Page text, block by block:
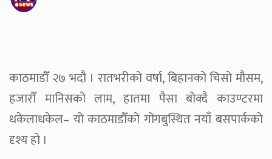
काठमाडौँ २७ भदौ । रातभरीको वर्षा, बिहानको चिसो मौसम,
हजारौँ मानिसको लाम, हातमा पैसा बोक्दै काउण्टरमा
धकेलाधकेल– यो काठमाडौँको गोंगबुस्थित नयाँ बसपार्कको
दृश्य हो ।